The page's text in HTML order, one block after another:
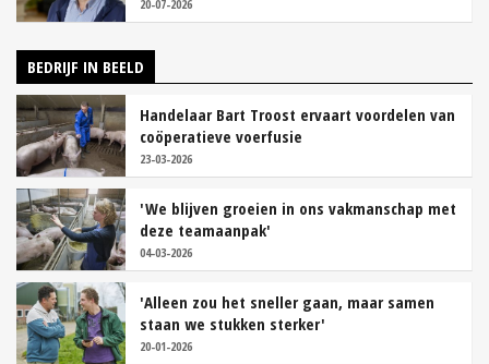
20-07-2026
BEDRIJF IN BEELD
Handelaar Bart Troost ervaart voordelen van
coöperatieve voerfusie
23-03-2026
'We blijven groeien in ons vakmanschap met
deze teamaanpak'
04-03-2026
'Alleen zou het sneller gaan, maar samen
staan we stukken sterker'
20-01-2026